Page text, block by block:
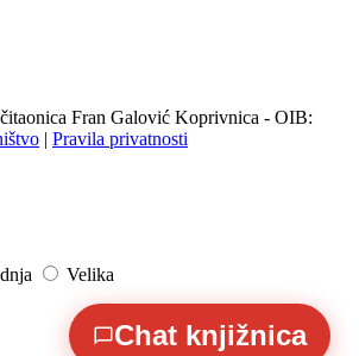
Fran Galović Koprivnica - OIB:
| Pravila privatnosti
Velika
Chat knjižnica